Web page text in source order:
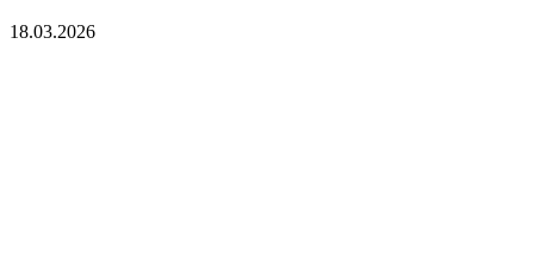
18.03.2026